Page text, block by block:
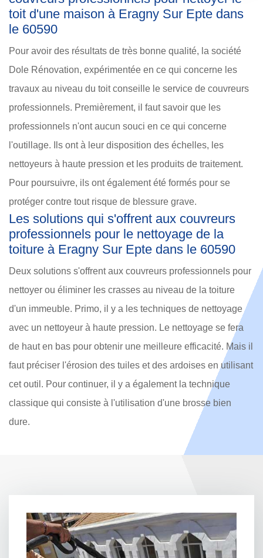
toit d'une maison à Eragny Sur Epte dans
le 60590
Pour avoir des résultats de très bonne qualité, la société
Dole Rénovation, expérimentée en ce qui concerne les
travaux au niveau du toit conseille le service de couvreurs
professionnels. Premièrement, il faut savoir que les
professionnels n'ont aucun souci en ce qui concerne
l'outillage. Ils ont à leur disposition des échelles, les
nettoyeurs à haute pression et les produits de traitement.
Pour poursuivre, ils ont également été formés pour se
protéger contre tout risque de blessure grave.
Les solutions qui s'offrent aux couvreurs
professionnels pour le nettoyage de la
toiture à Eragny Sur Epte dans le 60590
Deux solutions s'offrent aux couvreurs professionnels pour
nettoyer ou éliminer les crasses au niveau de la toiture
d'un immeuble. Primo, il y a les techniques de nettoyage
avec un nettoyeur à haute pression. Le nettoyage se fera
de haut en bas pour obtenir une meilleure efficacité. Mais il
faut préciser l'érosion des tuiles et des ardoises en utilisant
cet outil. Pour continuer, il y a également la technique
classique qui consiste à l'utilisation d'une brosse bien
dure.